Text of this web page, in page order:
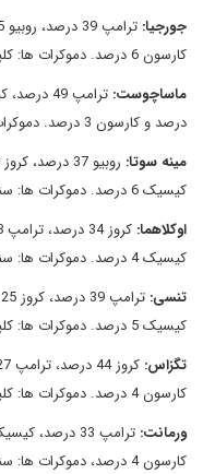
جورجیا:
کارسون 6 درصد. دموکرات ها: کلینتون 71 درصد و سندرز 28 درصد.
ماساچوست:
درصد و کارسون 3 درصد. دموکرات ها: کلینتون 50 درصد و سندرز 49 درصد.
مینه سوتا:
کیسیک 6 درصد. دموکرات ها: سندرز 62 درصد و کلینتون 38 درصد.
اوکلاهما:
کیسیک 4 درصد. دموکرات ها: سندرز 52 درصد و کلینتون 42 درصد.
تنسی:
کیسیک 5 درصد. دموکرات ها: کلینتون 66 درصد و سندرز 32 درصد.
تگزاس:
کارسون 4 درصد. دموکرات ها: کلینتون 65 درصد و سندرز 33 درصد.
ورمانت:
کارسون 4 درصد، دموکرات ها: سندرز 86 درصد و کلینتون 14 درصد.